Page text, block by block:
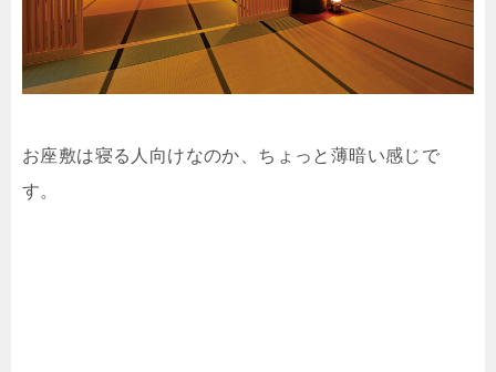
お座敷は寝る人向けなのか、ちょっと薄暗い感じで
す。